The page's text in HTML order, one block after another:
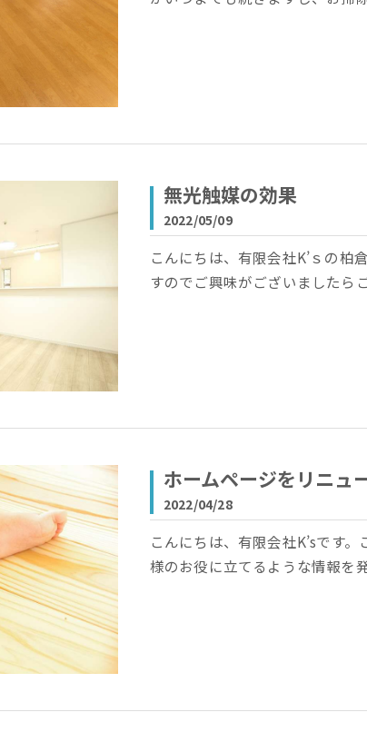
無光触媒の効果
2022/05/09
こんにちは、有限会社K’ｓの柏
すのでご興味がございました
ホームページをリニュ
2022/04/28
こんにちは、有限会社K’sです
様のお役に立てるような情報を